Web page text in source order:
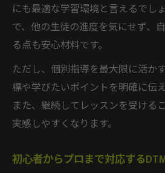
にも最適な学習環境と言えるでし
で、他の生徒の進度を気にせず、
る点も安心材料です。
ただし、個別指導を最大限に活か
標や学びたいポイントを明確に伝
また、継続してレッスンを受ける
実感しやすくなります。
初心者からプロまで対応する